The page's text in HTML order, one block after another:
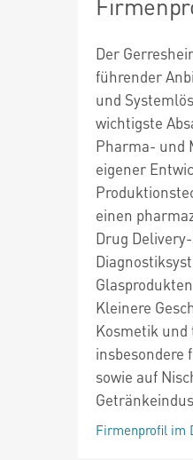
Der
führender
und
wichtigste
Pharma- und
eigener
einen
Drug
Kleinere
Kosmetik und
insbesondere
sowie auf
Firmenprofil im